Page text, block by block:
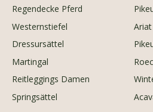
Regendecke Pferd
Westernstiefel
Dressursättel
Martingal
Reitleggings Damen
Springsättel